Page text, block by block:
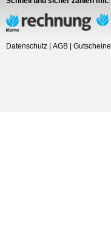
Datenschutz | AGB | Gutscheine